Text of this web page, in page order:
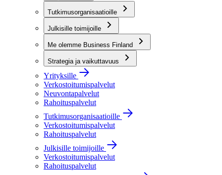
Tutkimusorganisaatioille
Julkisille toimijoille
Me olemme Business Finland
Strategia ja vaikuttavuus
Yrityksille
Verkostoitumispalvelut
Neuvontapalvelut
Rahoituspalvelut
Tutkimusorganisaatioille
Verkostoitumispalvelut
Rahoituspalvelut
Julkisille toimijoille
Verkostoitumispalvelut
Rahoituspalvelut